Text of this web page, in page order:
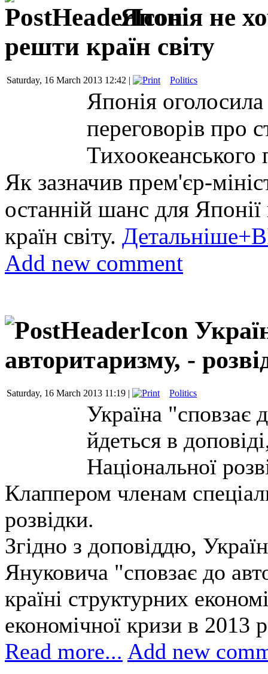
Японія не
решти країн світу
Saturday, 16 March 2013 12:42 | Politics
Японія
переговорів про
Тихоокеанського
Як зазначив прем'єр-
останній шанс для
країн світу.
Add new comment
авторитаризму, -
Saturday, 16 March 2013 11:19 | Politics
Україна "сповзає
йдеться в
Національної
Клаппером членам
розвідки.
Згідно з доповіддю,
Януковича "сповзає до
країні структурних
економічної кризи в 2013
Read more... Add new